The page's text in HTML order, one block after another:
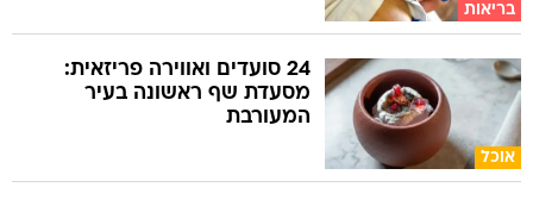
בריאות
אוכל
24 סועדים ואווירה פריזאית:
מסעדת שף ראשונה בעיר
המעורבת